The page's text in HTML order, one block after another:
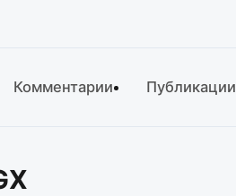
Комментарии Публикации